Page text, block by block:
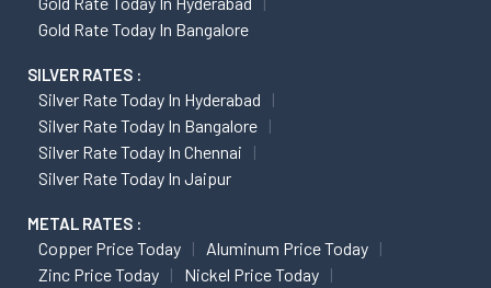
Gold Rate Today In Bangalore
SILVER RATES :
Silver Rate Today In Hyderabad
Silver Rate Today In Bangalore
Silver Rate Today In Chennai
Silver Rate Today In Jaipur
METAL RATES :
Copper Price Today
Aluminum Price Today
Zinc Price Today
Nickel Price Today